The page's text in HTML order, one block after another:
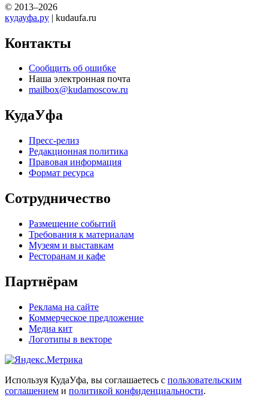
© 2013–2026
кудауфа.ру | kudaufa.ru
Контакты
Сообщить об ошибке
Наша электронная почта
mailbox@kudamoscow.ru
КудаУфа
Пресс-релиз
Редакционная политика
Правовая информация
Формат ресурса
Сотрудничество
Размещение событий
Требования к материалам
Музеям и выставкам
Ресторанам и кафе
Партнёрам
Реклама на сайте
Коммерческое предложение
Медиа кит
Логотипы в векторе
Используя КудаУфа, вы соглашаетесь с пользовательским
соглашением и политикой конфиденциальности.